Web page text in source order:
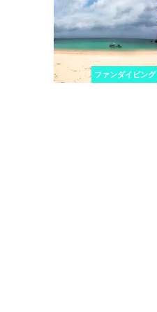
ファンダイビング